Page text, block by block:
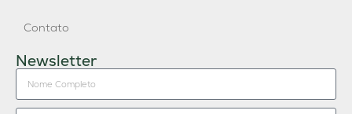
Contato
Newsletter